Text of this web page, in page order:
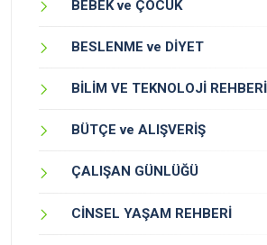
BEBEK ve ÇOCUK
BESLENME ve DİYET
BİLİM VE TEKNOLOJİ REHBERİ
BÜTÇE ve ALIŞVERİŞ
ÇALIŞAN GÜNLÜĞÜ
CİNSEL YAŞAM REHBERİ